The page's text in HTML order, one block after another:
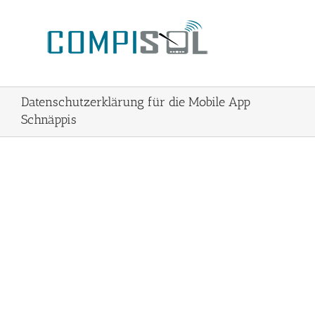
Datenschutzerklärung für die Mobile App
Schnäppis